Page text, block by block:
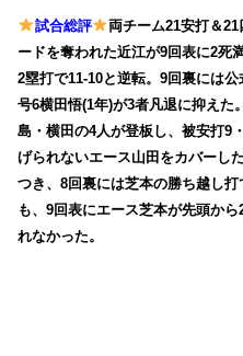
試合総評
両チーム21安打＆
ードを奪われた近江が9回表に2死
2塁打で11-10と逆転。9回裏には
号6横田悟(1年)が3者凡退に抑えた
島・横田の4人が登板し、被安打9
げられないエース山田をカバーし
つき、8回裏には芝本の勝ち越し
も、9回表にエース芝本が先頭か
れなかった。